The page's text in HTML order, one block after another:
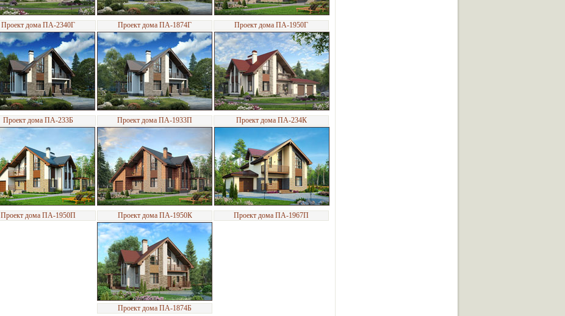
Проект дома ПА-2340Г Проект дома ПА-1874Г Проект дома ПА-1950Г
Проект дома ПА-233Б Проект дома ПА-1933П Проект дома ПА-234К
Проект дома ПА-1950П Проект дома ПА-1950К Проект дома ПА-1967П
Проект дома ПА-1874Б